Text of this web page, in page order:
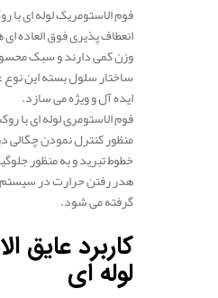
فوم الاستومریک لوله ای با
انعطاف پذیری فوق العاده
وزن کمی دارند و سبک
ساختار سلول بسته این نوع
ایده آل و ویژه می سازد.
فوم الاستومری لوله ای با
منظور کنترل نمودن چگالی
خطوط تبرید و به منظور
هدر رفتن حرارت در سیستم
گرفته می شود.
کاربرد عایق
لوله ای